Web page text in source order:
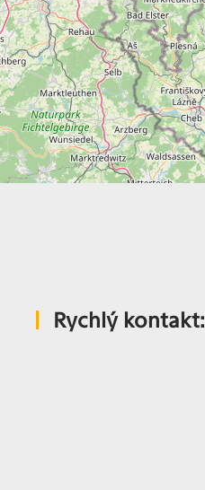
Rychlý kontakt: